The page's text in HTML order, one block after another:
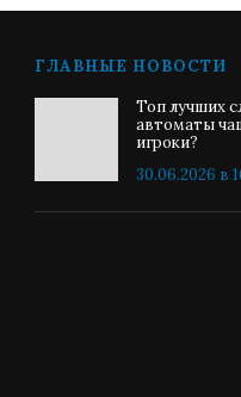
ГЛАВНЫЕ НОВОСТИ
Топ лучших
автоматы
игроки?
30.06.2026 в